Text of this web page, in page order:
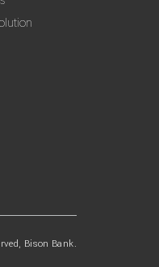
Bison Bank.